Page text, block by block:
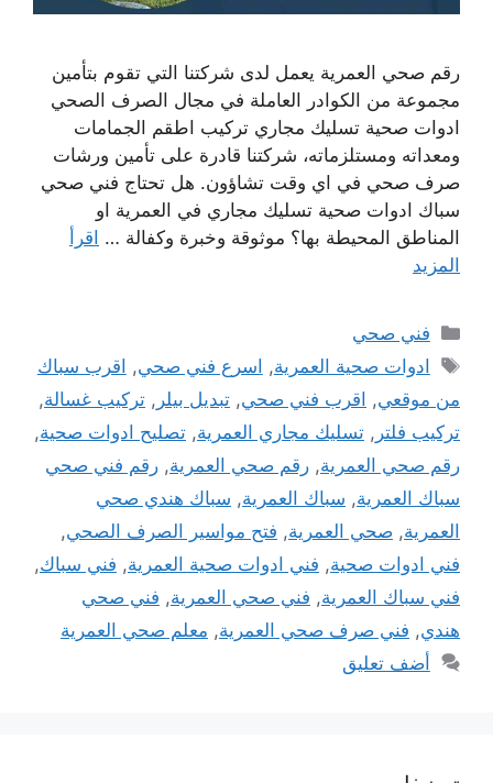
رقم صحي العمرية يعمل لدى شركتنا التي تقوم بتأمين
مجموعة من الكوادر العاملة في مجال الصرف الصحي
ادوات صحية تسليك مجاري تركيب اطقم الجمامات
ومعداته ومستلزماته، شركتنا قادرة على تأمين ورشات
صرف صحي في اي وقت تشاؤون. هل تحتاج فني صحي
سباك ادوات صحية تسليك مجاري في العمرية او
المناطق المحيطة بها؟ موثوقة وخبرة وكفالة … اقرأ
المزيد
التصنيفات
فني صحي
الوسوم
ادوات صحية العمرية, اسرع فني صحي, اقرب سباك
من موقعي, اقرب فني صحي, تبديل بيلر , تركيب غسالة,
تركيب فلتر , تسليك مجاري العمرية, تصليح ادوات صحية,
رقم صحي العمرية, رقم صحي العمرية, رقم فني صحي
سباك العمرية, سباك العمرية, سباك هندي صحي
العمرية, صحي العمرية, فتح مواسير الصرف الصحي,
فني ادوات صحية, فني ادوات صحية العمرية, فني سباك,
فني سباك العمرية, فني صحي العمرية, فني صحي
هندي, فني صرف صحي العمرية, معلم صحي العمرية
أضف تعليق